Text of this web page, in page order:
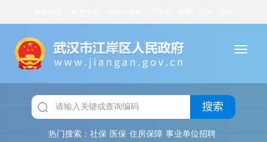
搜索
热门搜索： 社保 医保 住房保障 事业单位招聘